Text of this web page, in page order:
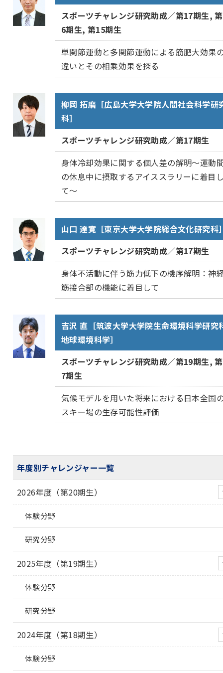
スポーツチャレンジ研究助成／第17期生,
6期生, 第15期生
単関節運動と多関節運動による筋肥大効果
違いとその相乗効果を探る
柳岡 拓磨［広島大学大学院人間社会科学研
科］
スポーツチャレンジ研究助成／第17期生
身体冷却効果に関する個人差の解明～運動
の休息中に摂取するアイススラリーに着目
て～
山口 達寛［東京大学大学院総合文化研究科
スポーツチャレンジ研究助成／第17期生
身体不活動に伴う筋力低下の機序解明：神
筋接合部の機能に着目して
吉沢 直［筑波大学大学院生命環境科学研究
地球環境科学］
スポーツチャレンジ研究助成／第19期生,
7期生
気候モデルを用いた将来における日本全国
スキー場の生存可能性評価
年度別チャレンジャー一覧
2026年度（第20期生）
体験分野
研究分野
2025年度（第19期生）
体験分野
研究分野
2024年度（第18期生）
体験分野